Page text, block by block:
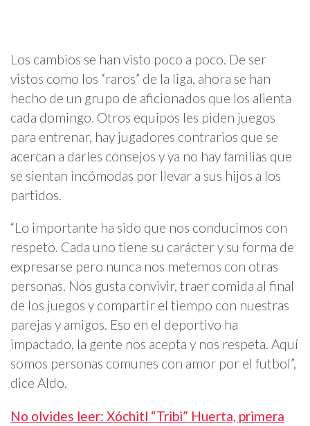
Los cambios se han visto poco a poco. De ser
vistos como los “raros” de la liga, ahora se han
hecho de un grupo de aficionados que los alienta
cada domingo. Otros equipos les piden juegos
para entrenar, hay jugadores contrarios que se
acercan a darles consejos y ya no hay familias que
se sientan incómodas por llevar a sus hijos a los
partidos.
“Lo importante ha sido que nos conducimos con
respeto. Cada uno tiene su carácter y su forma de
expresarse pero nunca nos metemos con otras
personas. Nos gusta convivir, traer comida al final
de los juegos y compartir el tiempo con nuestras
parejas y amigos. Eso en el deportivo ha
impactado, la gente nos acepta y nos respeta. Aquí
somos personas comunes con amor por el futbol”,
dice Aldo.
No olvides leer: Xóchitl “Tribi” Huerta, primera